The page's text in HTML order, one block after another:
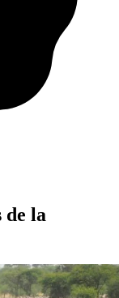
de la